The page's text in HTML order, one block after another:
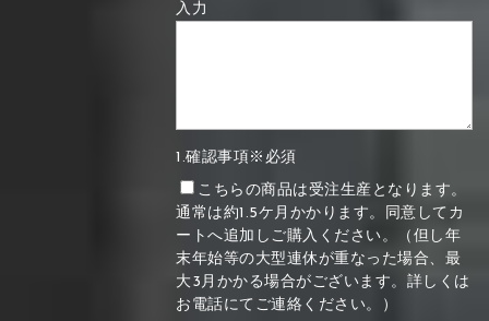
入力
1.確認事項※必須
こちらの商品は受注生産となります。
通常は約1.5ケ月かかります。同意してカ
ートへ追加しご購入ください。（但し年
末年始等の大型連休が重なった場合、最
大3月かかる場合がございます。詳しくは
お電話にてご連絡ください。）